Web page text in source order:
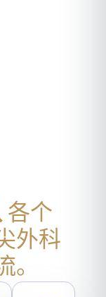
各个
外科